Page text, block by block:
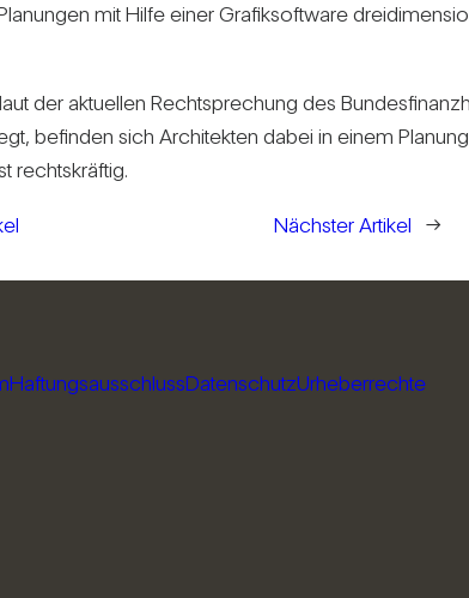
mit Hilfe einer Gra­fik­soft­ware
der aktu­ellen Recht­spre­chung des
befinden sich Archi­tekten dabei in einem
rechts­kräftig.
Nächster Artikel →
HaftungsausschlussDatenschutzUrheberrechte